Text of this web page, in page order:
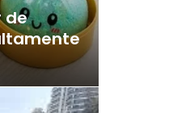
de